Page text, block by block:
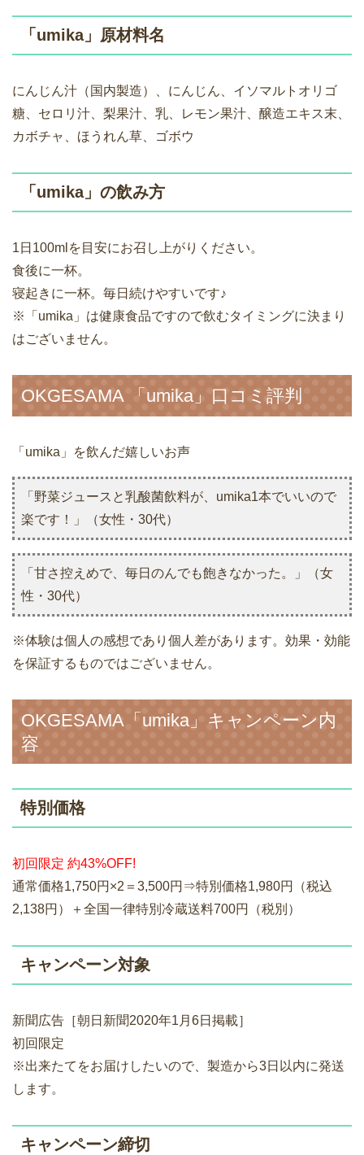
「umika」原材料名
にんじん汁（国内製造）、にんじん、イソマルトオリゴ
糖、セロリ汁、梨果汁、乳、レモン果汁、醸造エキス末、
カボチャ、ほうれん草、ゴボウ
「umika」の飲み方
1日100mlを目安にお召し上がりください。
食後に一杯。
寝起きに一杯。毎日続けやすいです♪
※「umika」は健康食品ですので飲むタイミングに決まり
はございません。
OKGESAMA 「umika」口コミ評判
「umika」を飲んだ嬉しいお声
「野菜ジュースと乳酸菌飲料が、umika1本でいいので
楽です！」（女性・30代）
「甘さ控えめで、毎日のんでも飽きなかった。」（女
性・30代）
※体験は個人の感想であり個人差があります。効果・効能
を保証するものではございません。
OKGESAMA「umika」キャンペーン内
容
特別価格
初回限定 約43%OFF!
通常価格1,750円×2＝3,500円⇒特別価格1,980円（税込
2,138円）＋全国一律特別冷蔵送料700円（税別）
キャンペーン対象
新聞広告［朝日新聞2020年1月6日掲載］
初回限定
※出来たてをお届けしたいので、製造から3日以内に発送
します。
キャンペーン締切